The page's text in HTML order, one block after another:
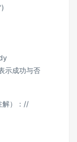
示成功与否
解）：//